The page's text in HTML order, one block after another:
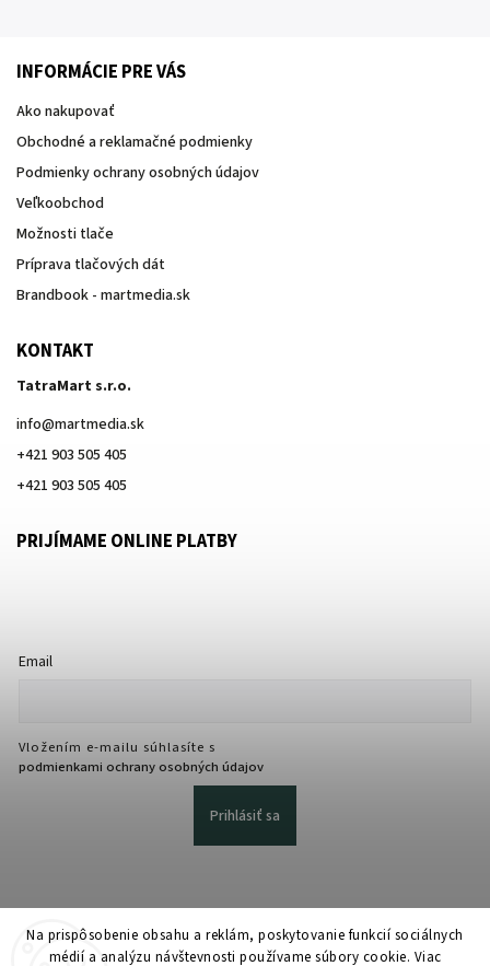
Na prispôsobenie obsahu a reklám, poskytovanie funkcií sociálnych
médií a analýzu návštevnosti používame súbory cookie. Viac
INFORMÁCIE PRE VÁS
Ako nakupovať
Obchodné a reklamačné podmienky
Podmienky ochrany osobných údajov
Veľkoobchod
Možnosti tlače
Príprava tlačových dát
Brandbook - martmedia.sk
KONTAKT
TatraMart s.r.o.
info@martmedia.sk
+421 903 505 405
+421 903 505 405
PRIJÍMAME ONLINE PLATBY
Email
Vložením e-mailu súhlasíte s
podmienkami ochrany osobných údajov
Prihlásiť sa